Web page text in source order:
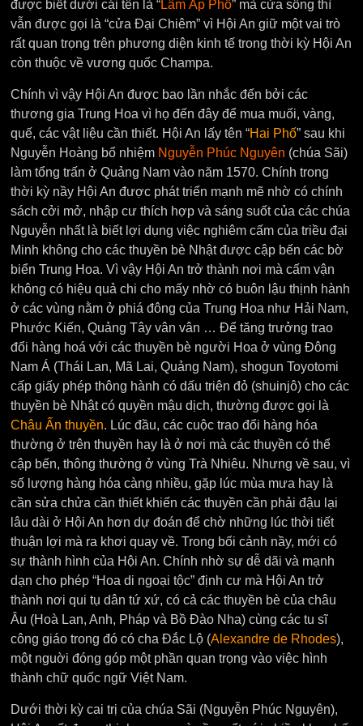
được biết dưới cái tên là “Lâm Ấp Phố” mà cửa sông thì
vẫn được gọi là “cửa Đại Chiêm” vì Hội An giữ một vai trò
rất quan trọng trên phương diện kinh tế trong thời kỳ Hội An
còn thuộc về vương quốc Champa.
Chính vì vậy Hội An được bao lần nhắc đến bởi các
thương gia Trung Hoa vì họ đến đây để mua muối, vàng,
quế, các vật liệu cần thiết. Hội An lấy tên “Hai Phố” sau khi
Nguyễn Hoàng bổ nhiệm Nguyễn Phúc Nguyên (chúa Sãi)
làm tổng trấn ở Quảng Nam vào năm 1570. Chính trong
thời kỳ nầy Hội An được phát triển mạnh mẽ nhờ có chính
sách cởi mở, nhập cư thích hợp và sáng suốt của các chúa
Nguyễn nhất là biết lợi dụng việc nghiêm cấm của triều đại
Minh không cho các thuyền bè Nhật được cập bến các bờ
biển Trung Hoa. Vì vậy Hội An trở thành nơi mà cấm vận
không có hiệu quả chi cho mấy nhờ có buôn lậu thịnh hành
ở các vùng nằm ở phiá đông của Trung Hoa như Hải Nam,
Phước Kiến, Quảng Tây vân vân … Để tăng trưởng trao
đổi hàng hoá với các thuyền bè người Hoa ở vùng Đông
Nam Á (Thái Lan, Mã Lai, Quảng Nam), shogun Toyotomi
cấp giấy phép thông hành có dấu triện đỏ (shuinjô) cho các
thuyền bè Nhật có quyền mậu dịch, thường được gọi là
Châu Ấn thuyền. Lúc đầu, các cuộc trao đổi hàng hóa
thường ở trên thuyền hay là ở nơi mà các thuyền có thể
cập bến, thông thường ở vùng Trà Nhiêu. Nhưng về sau, vì
số lượng hàng hóa càng nhiều, gặp lúc mùa mưa hay là
cần sửa chửa cần thiết khiến các thuyền cần phải đậu lại
lâu dài ở Hội An hơn dự đoán để chờ những lúc thời tiết
thuận lợi mà ra khơi quay về. Trong bối cảnh nầy, mới có
sự thành hình của Hội An. Chính nhờ sự dễ dãi và mạnh
dạn cho phép “Hoa di ngoại tộc” định cư mà Hội An trở
thành nơi qui tụ dân tứ xứ, có cả các thuyền bè của châu
Âu (Hoà Lan, Anh, Pháp và Bồ Đào Nha) cùng các tu sĩ
công giáo trong đó có cha Đắc Lộ (Alexandre de Rhodes),
một nguời đóng góp một phần quan trọng vào việc hình
thành chữ quốc ngữ Việt Nam.
Dưới thời kỳ cai trị của chúa Sãi (Nguyễn Phúc Nguyên),